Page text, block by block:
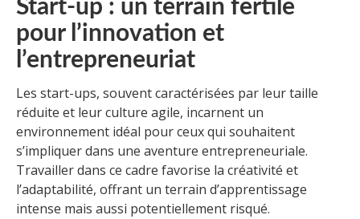
Start-up : un terrain fertile
pour l’innovation et
l’entrepreneuriat
Les start-ups, souvent caractérisées par leur taille
réduite et leur culture agile, incarnent un
environnement idéal pour ceux qui souhaitent
s’impliquer dans une aventure entrepreneuriale.
Travailler dans ce cadre favorise la créativité et
l’adaptabilité, offrant un terrain d’apprentissage
intense mais aussi potentiellement risqué.